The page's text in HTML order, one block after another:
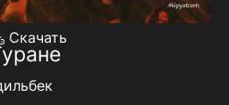
Скачать